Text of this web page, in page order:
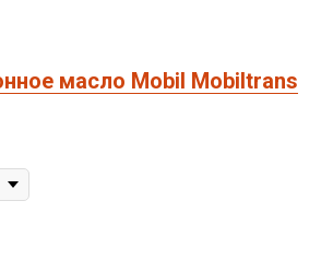
масло Mobil Mobiltrans